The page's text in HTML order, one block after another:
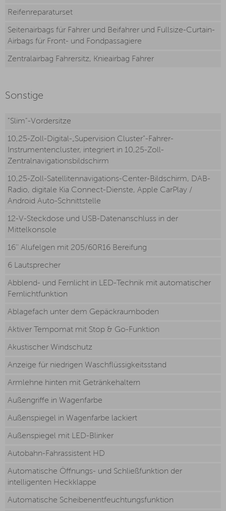
Reifenreparaturset
Seitenairbags für Fahrer und Beifahrer und Fullsize-Curtain-
Airbags für Front- und Fondpassagiere
Zentralairbag Fahrersitz, Knieairbag Fahrer
Sonstige
"Slim"-Vordersitze
10,25-Zoll-Digital-„Supervision Cluster“-Fahrer-
Instrumentencluster, integriert in 10,25-Zoll-
Zentralnavigationsbildschirm
10,25-Zoll-Satellitennavigations-Center-Bildschirm, DAB-
Radio, digitale Kia Connect-Dienste, Apple CarPlay /
Android Auto-Schnittstelle
12-V-Steckdose und USB-Datenanschluss in der
Mittelkonsole
16'' Alufelgen mit 205/60R16 Bereifung
6 Lautsprecher
Abblend- und Fernlicht in LED-Technik mit automatischer
Fernlichtfunktion
Ablagefach unter dem Gepäckraumboden
Aktiver Tempomat mit Stop & Go-Funktion
Akustischer Windschutz
Anzeige für niedrigen Waschflüssigkeitsstand
Armlehne hinten mit Getränkehaltern
Außengriffe in Wagenfarbe
Außenspiegel in Wagenfarbe lackiert
Außenspiegel mit LED-Blinker
Autobahn-Fahrassistent HD
Automatische Öffnungs- und Schließfunktion der
intelligenten Heckklappe
Automatische Scheibenentfeuchtungsfunktion